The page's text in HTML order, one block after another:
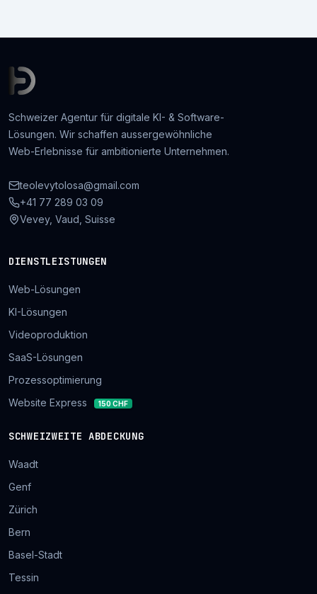
Schweizer Agentur für digitale KI- & Software-
Lösungen. Wir schaffen aussergewöhnliche
Web-Erlebnisse für ambitionierte Unternehmen.
teolevytolosa@gmail.com
+41 77 289 03 09
Vevey, Vaud, Suisse
DIENSTLEISTUNGEN
Web-Lösungen
KI-Lösungen
Videoproduktion
SaaS-Lösungen
Prozessoptimierung
Website Express
150 CHF
SCHWEIZWEITE ABDECKUNG
Waadt
Genf
Zürich
Bern
Basel-Stadt
Tessin